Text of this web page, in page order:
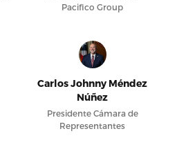
Pacifico Group
Carlos Johnny Méndez
Núñez
Presidente Cámara de
Representantes